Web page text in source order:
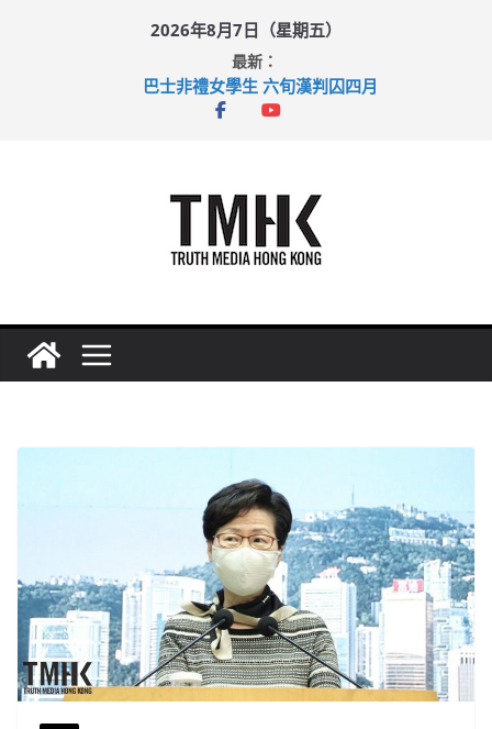
2026年8月7日（星期五）
最新：
巴士非禮女學生 六旬漢判囚四月
涉造假公屋富戶申報表 倉管員准保釋候訊